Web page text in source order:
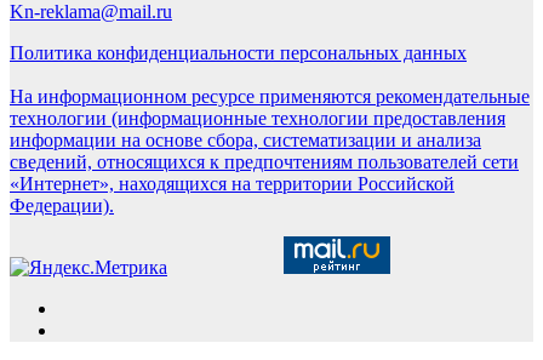
Kn-reklama@mail.ru
Политика конфиденциальности персональных данных
На информационном ресурсе применяются рекомендательные
технологии (информационные технологии предоставления
информации на основе сбора, систематизации и анализа
сведений, относящихся к предпочтениям пользователей сети
«Интернет», находящихся на территории Российской
Федерации).